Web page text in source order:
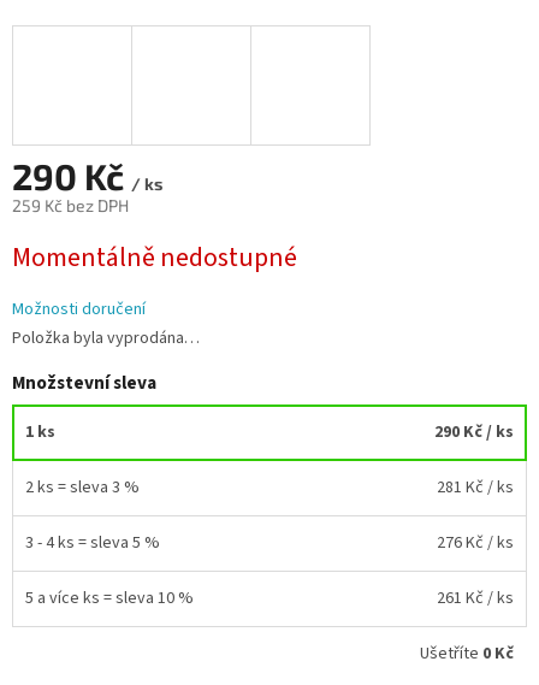
290 Kč / ks
259 Kč bez DPH
cena:
Momentálně nedostupné
Možnosti doručení
Položka byla vyprodána…
Množstevní sleva
1 ks 290 Kč/ ks
2 ks = sleva 3 % 281 Kč / ks
3 - 4 ks = sleva 5 % 276 Kč / ks
5 a více ks = sleva 10 % 261 Kč / ks
Ušetříte 0 Kč